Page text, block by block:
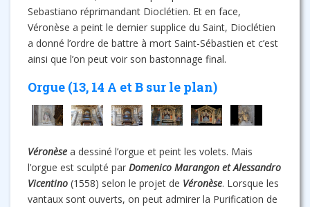
Sebastiano réprimandant Dioclétien. Et en face,
Véronèse a peint le dernier supplice du Saint, Dioclétien
a donné l’ordre de battre à mort Saint-Sébastien et c’est
ainsi que l’on peut voir son bastonnage final.
Orgue (13, 14 A et B sur le plan)
Véronèse a dessiné l’orgue et peint les volets. Mais
l’orgue est sculpté par Domenico Marangon et Alessandro
Vicentino (1558) selon le projet de Véronèse. Lorsque les
vantaux sont ouverts, on peut admirer la Purification de